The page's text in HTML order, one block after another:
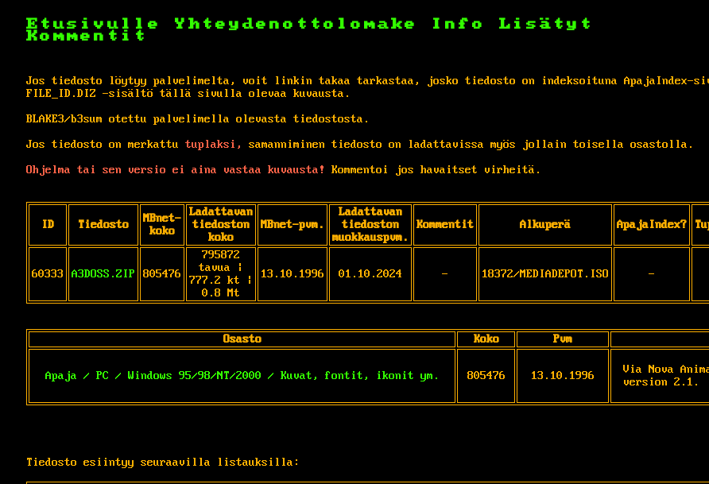
Etusivulle Yhteydenottolomake Info
Lisätyt
Kommentit
Jos tiedosto löytyy palvelimelta, voit linkin takaa tarkastaa, josko tiedosto on indeksoituna ApajaIndex-
FILE_ID.DIZ -sisältö tällä sivulla olevaa kuvausta.
BLAKE3/b3sum otettu palvelimella olevasta tiedostosta.
Jos tiedosto on merkattu tuplaksi,
samanniminen tiedosto on ladattavissa myös jollain toisella osastolla.
Ohjelma tai sen versio ei aina vastaa kuvausta!
Kommentoi jos havaitset virheitä.
ID Tiedosto
MBnet-
koko
Ladattavan
tiedoston
koko
MBnet-pvm.
Ladattavan
tiedoston
muokkauspvm.
Kommentit Alkuperä ApajaIndex?
60333 A3DOSS.ZIP 805476
795872
tavua |
777.2 kt |
0.8 Mt
13.10.1996 01.10.2024 - 18372/MEDIADEPOT.ISO -
Osasto Koko Pvm
Apaja / PC / Windows 95/98/NT/2000 / Kuvat, fontit, ikonit ym. 805476 13.10.1996
Via Nova
version 2.1.
Tiedosto esiintyy seuraavilla listauksilla: